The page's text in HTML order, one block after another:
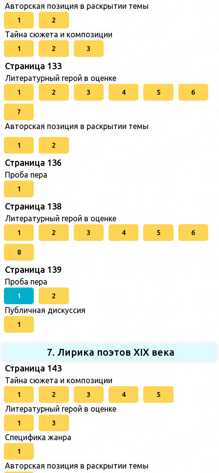
Авторская позиция в раскрытии темы
1 2
Тайна сюжета и композиции
1 2 3
Страница 133
Литературный герой в оценке
1 2 3 4 5 6
7
Авторская позиция в раскрытии темы
1 2
Страница 136
Проба пера
1
Страница 138
Литературный герой в оценке
1 2 3 4 5 6
8
Страница 139
Проба пера
1 2
Публичная дискуссия
1
7. Лирика поэтов XIX века
Страница 143
Тайна сюжета и композиции
1 2 3 4 5
Литературный герой в оценке
1 3
Специфика жанра
1
Авторская позиция в раскрытии темы